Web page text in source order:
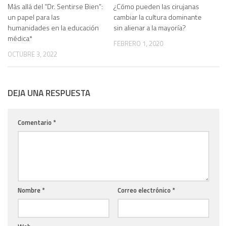
Más allá del “Dr. Sentirse Bien”:
un papel para las
humanidades en la educación
médica*
OCTUBRE 3, 2022
¿Cómo pueden las cirujanas
cambiar la cultura dominante
sin alienar a la mayoría?
FEBRERO 1, 2020
DEJA UNA RESPUESTA
Comentario *
Nombre* Correo electrónico *